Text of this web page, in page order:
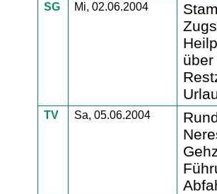
SG Mi, 02.06.2004
TV Sa, 05.06.2004